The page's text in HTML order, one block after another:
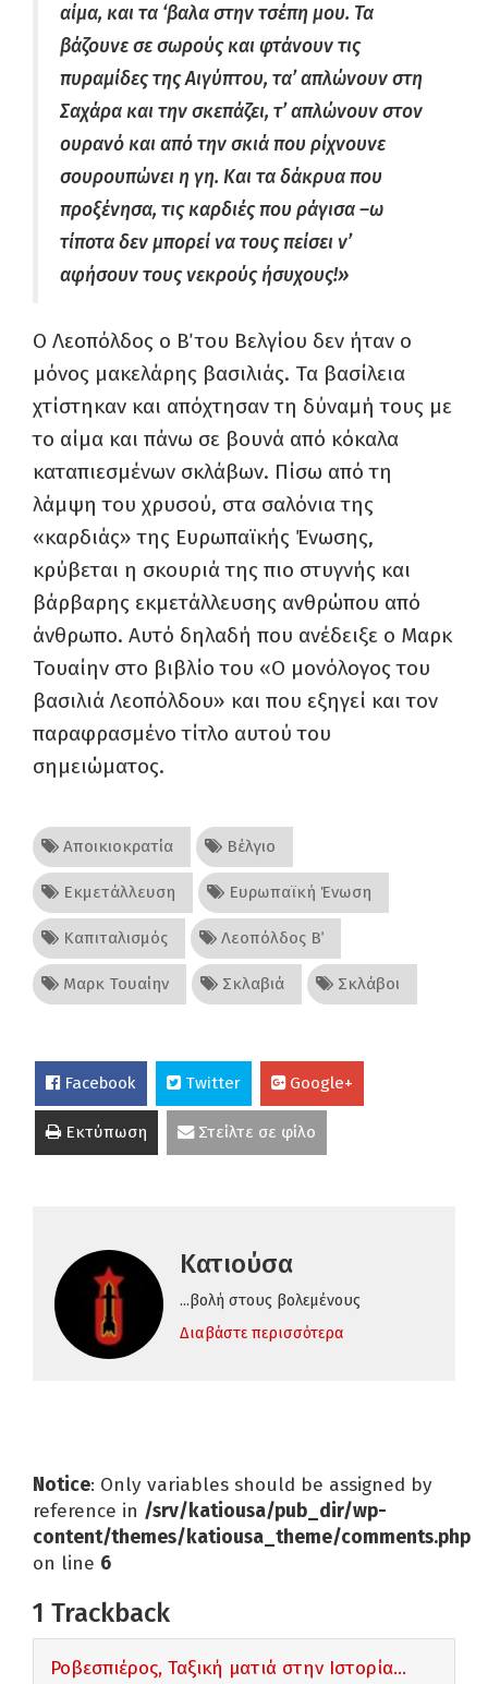
αίμα, και τα ‘βαλα στην τσέπη μου. Τα
βάζουνε σε σωρούς και φτάνουν τις
πυραμίδες της Αιγύπτου, τα’ απλώνουν στη
Σαχάρα και την σκεπάζει, τ’ απλώνουν στον
ουρανό και από την σκιά που ρίχνουνε
σουρουπώνει η γη. Και τα δάκρυα που
προξένησα, τις καρδιές που ράγισα –ω
τίποτα δεν μπορεί να τους πείσει ν’
αφήσουν τους νεκρούς ήσυχους!»
Ο Λεοπόλδος ο Β΄ του Βελγίου δεν ήταν ο
μόνος μακελάρης βασιλιάς. Τα βασίλεια
χτίστηκαν και απόχτησαν τη δύναμή τους με
το αίμα και πάνω σε βουνά από κόκαλα
καταπιεσμένων σκλάβων. Πίσω από τη
λάμψη του χρυσού, στα σαλόνια της
«καρδιάς» της Ευρωπαϊκής Ένωσης,
κρύβεται η σκουριά της πιο στυγνής και
βάρβαρης εκμετάλλευσης ανθρώπου από
άνθρωπο. Αυτό δηλαδή που ανέδειξε ο Μαρκ
Τουαίην στο βιβλίο του «Ο μονόλογος του
βασιλιά Λεοπόλδου» και που εξηγεί και τον
παραφρασμένο τίτλο αυτού του
σημειώματος.
Αποικιοκρατία Βέλγιο
Εκμετάλλευση Ευρωπαϊκή Ένωση
Καπιταλισμός Λεοπόλδος Β΄
Μαρκ Τουαίην Σκλαβιά Σκλάβοι
Facebook Twitter Google+
Εκτύπωση Στείλτε σε φίλο
Κατιούσα
...βολή στους βολεμένους
Διαβάστε περισσότερα
Notice: Only variables should be assigned by
reference in /srv/katiousa/pub_dir/wp-
content/themes/katiousa_theme/comments.php
on line 6
1 Trackback
Ροβεσπιέρος, Ταξική ματιά στην Ιστορία...